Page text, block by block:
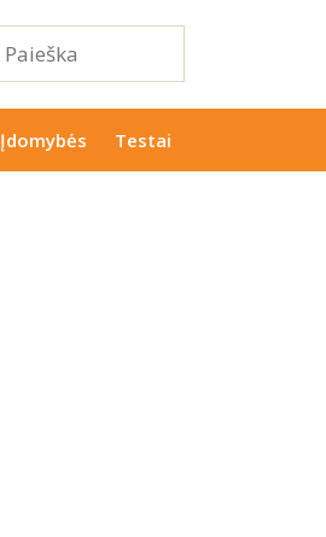
Įdomybės Testai